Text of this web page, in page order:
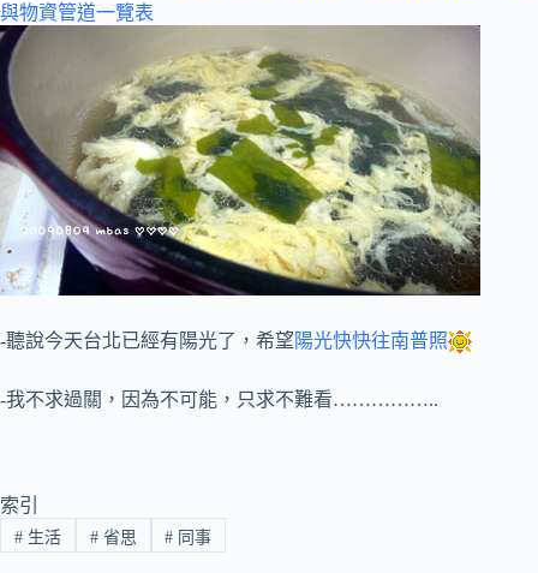
與物資管道一覽表
-聽說今天台北已經有陽光了，希望 陽光快快往南普照
-我不求過關，因為不可能，只求不難看……………..
索引
#生活 #省思 # 同事